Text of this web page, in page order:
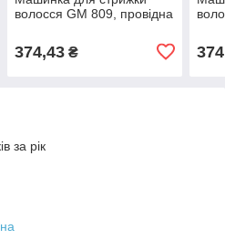
волосся GM 809, провідна
374,43₴
за рік